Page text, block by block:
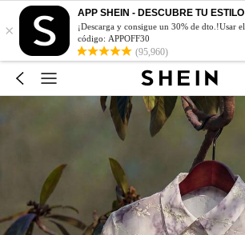
×
APP SHEIN - DESCUBRE TU ESTILO
¡Descarga y consigue un 30% de dto.!Usar el
código: APPOFF30
(95,960)